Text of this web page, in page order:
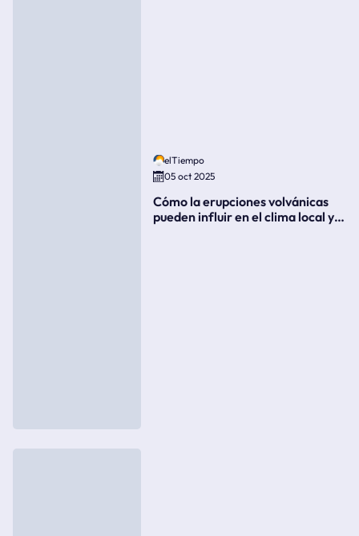
elTiempo
05 oct 2025
Cómo la erupciones volvánicas
pueden influir en el clima local y